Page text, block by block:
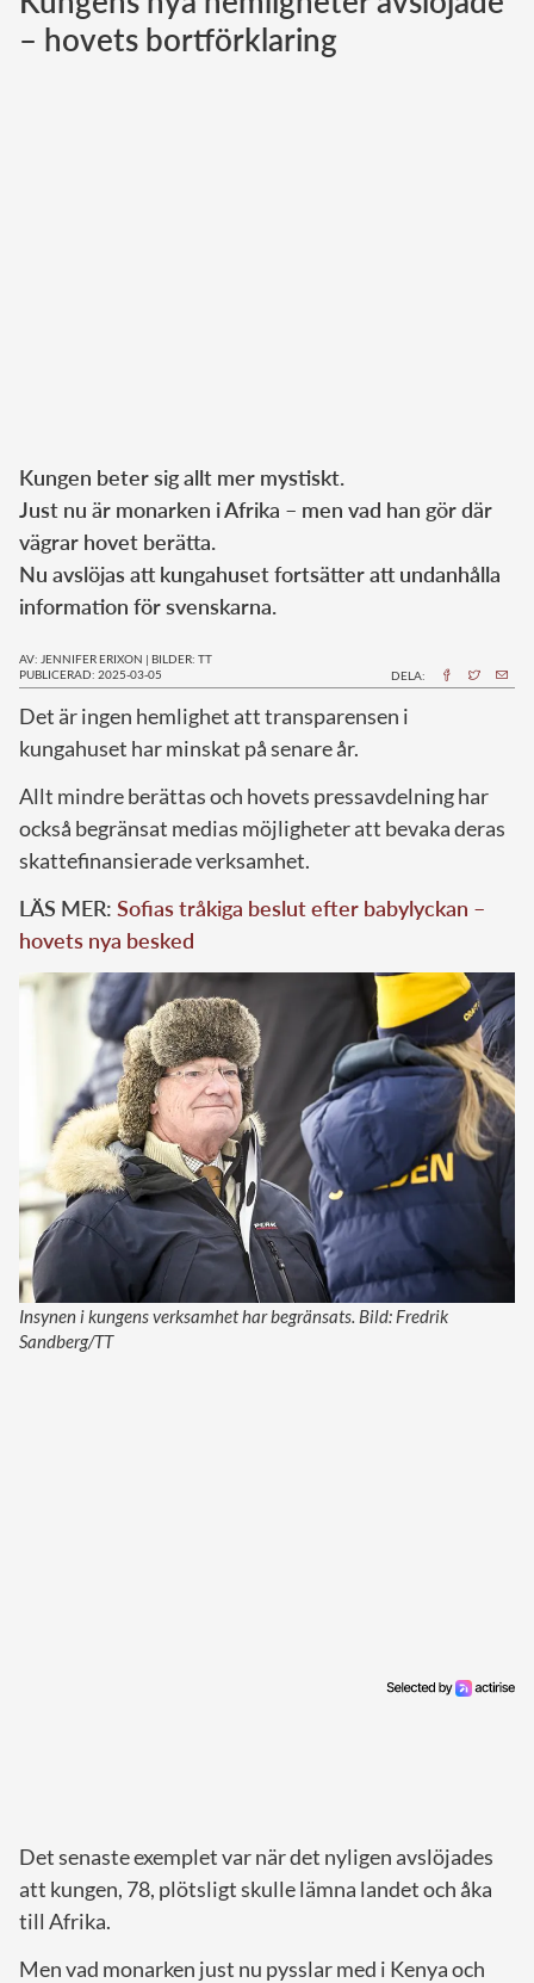
Norska kungahuset
– hovets bortförklaring
Kungen beter sig allt mer mystiskt.
Just nu är monarken i Afrika – men vad han gör där
vägrar hovet berätta.
Nu avslöjas att kungahuset fortsätter att undanhålla
information för svenskarna.
AV: JENNIFER ERIXON | BILDER: TT
PUBLICERAD: 2025-03-05
DELA:
Det är ingen hemlighet att transparensen i
kungahuset har minskat på senare år.
Allt mindre berättas och hovets pressavdelning har
också begränsat medias möjligheter att bevaka deras
skattefinansierade verksamhet.
LÄS MER: Sofias tråkiga beslut efter babylyckan –
hovets nya besked
Insynen i kungens verksamhet har begränsats. Bild: Fredrik
Sandberg/TT
Det senaste exemplet var när det nyligen avslöjades
att kungen, 78, plötsligt skulle lämna landet och åka
till Afrika.
Men vad monarken just nu pysslar med i Kenya och